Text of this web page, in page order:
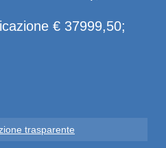
€ 37999,50;
trasparente